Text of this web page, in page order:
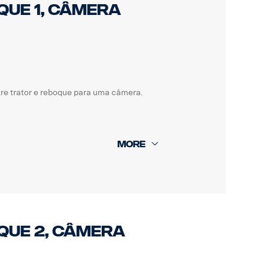
1, câmera
trator e reboque para uma câmera.
2, câmera